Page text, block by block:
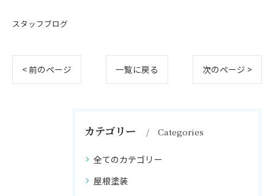
スタッフブログ
< 前のページ 一覧に戻る 次のページ >
カテゴリー Categories
全てのカテゴリー
屋根塗装